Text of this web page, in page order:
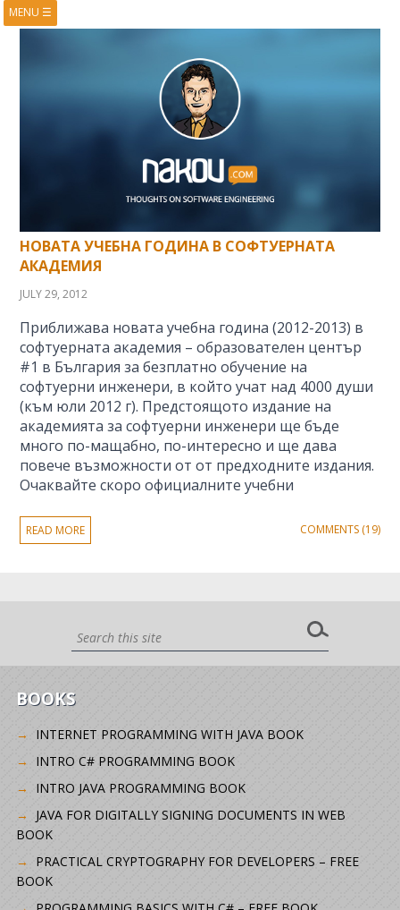
MENU ☰
НОВАТА УЧЕБНА ГОДИНА В СОФТУЕРНАТА
АКАДЕМИЯ
JULY 29, 2012
Приближава новата учебна година (2012-2013) в
софтуерната академия – образователен център
#1 в България за безплатно обучение на
софтуерни инженери, в който учат над 4000 души
(към юли 2012 г). Предстоящото издание на
академията за софтуерни инженери ще бъде
много по-мащабно, по-интересно и ще дава
повече възможности от от предходните издания.
Очаквайте скоро официалните учебни
READ MORE COMMENTS (19)
BOOKS
INTERNET PROGRAMMING WITH JAVA BOOK
INTRO C# PROGRAMMING BOOK
INTRO JAVA PROGRAMMING BOOK
JAVA FOR DIGITALLY SIGNING DOCUMENTS IN WEB
BOOK
PRACTICAL CRYPTOGRAPHY FOR DEVELOPERS – FREE
BOOK